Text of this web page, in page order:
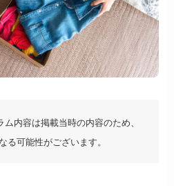
内容は掲載当時の内容のため、
る可能性がございます。